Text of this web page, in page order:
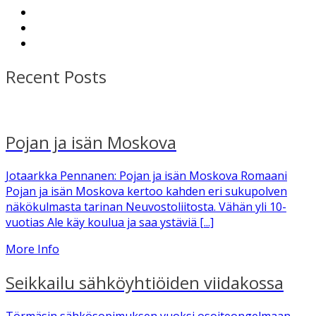
Recent Posts
Pojan ja isän Moskova
Jotaarkka Pennanen: Pojan ja isän Moskova Romaani
Pojan ja isän Moskova kertoo kahden eri sukupolven
näkökulmasta tarinan Neuvostoliitosta. Vähän yli 10-
vuotias Ale käy koulua ja saa ystäviä [...]
More Info
Seikkailu sähköyhtiöiden viidakossa